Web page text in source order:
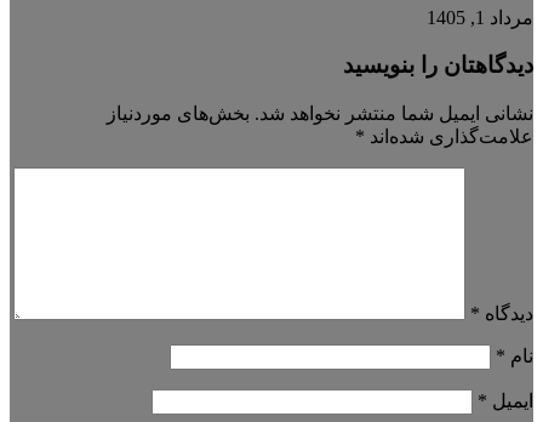
مرداد 1, 1405
دیدگاهتان را بنویسید
نشانی ایمیل شما منتشر نخواهد شد. بخش‌های موردنیاز
علامت‌گذاری شده‌اند *
دیدگاه *
نام *
ایمیل *